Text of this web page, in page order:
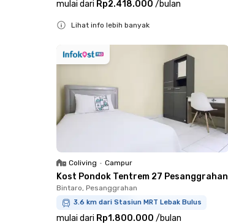
mulai dari Rp2.418.000 /bulan
Lihat info lebih banyak
Coliving • Campur
Kost Pondok Tentrem 27 Pesanggrahan
Bintaro, Pesanggrahan
3.6 km dari Stasiun MRT Lebak Bulus
mulai dari Rp1.800.000 /bulan